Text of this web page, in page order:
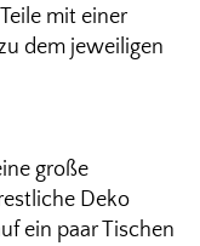
mit einer
dem jeweiligen
große
Deko
ein paar Tischen